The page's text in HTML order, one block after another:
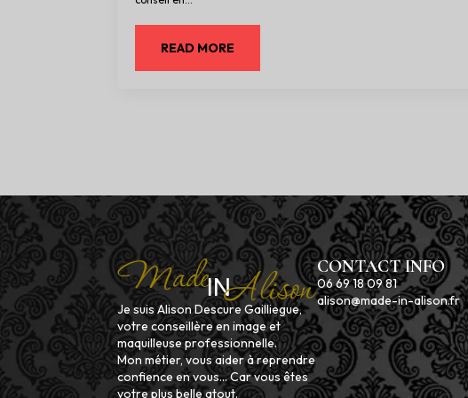
READ MORE
Je suis Alison Descure Gailliegue,
votre conseillère en image et
maquilleuse professionnelle.
Mon métier, vous aider à reprendre
confience en vous... Car vous êtes
votre plus belle atout.
CONTACT INFO
06 69 18 09 81
alison@made-in-alison.fr